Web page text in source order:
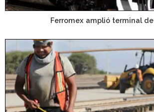
Ferromex amplió terminal